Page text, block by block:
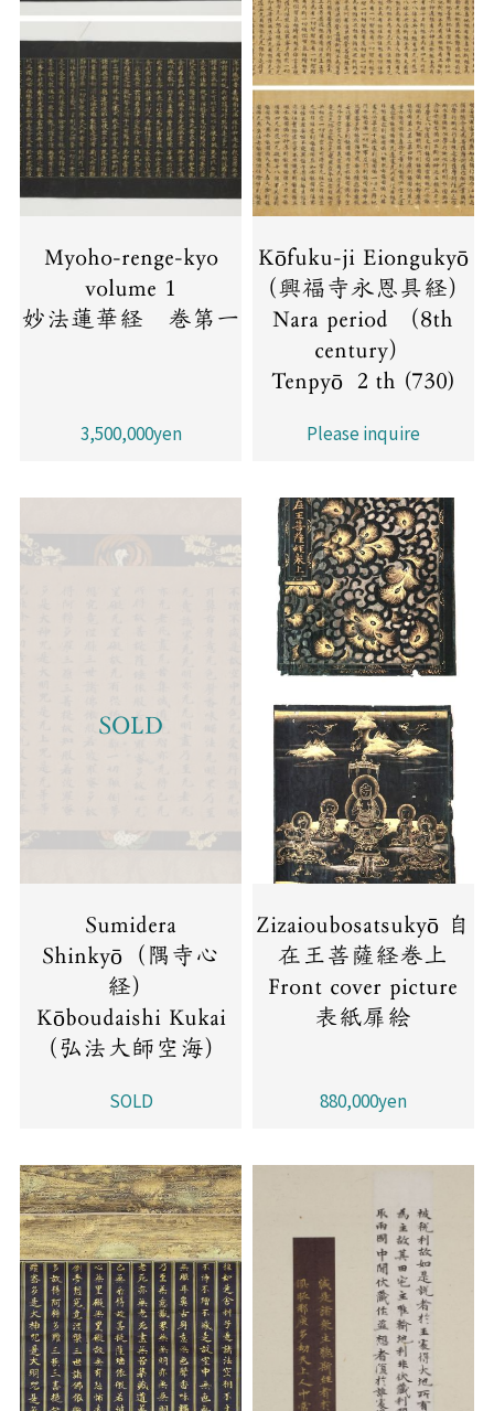
Myoho-renge-kyo
volume 1
妙法蓮華経 巻第一
3,500,000yen
Kōfuku-ji Eiongukyō
（興福寺永恩具経）
Nara period （8th
century）
Tenpyō ２th (730)
Please inquire
SOLD
Sumidera
Shinkyō（隅寺心
経）
Kōboudaishi Kukai
（弘法大師空海）
SOLD
Zizaioubosatsukyō 自
在王菩薩経巻上
Front cover picture
表紙扉絵
880,000yen